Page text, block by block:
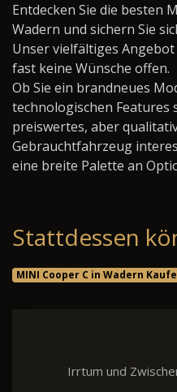
Entdecken Sie die besten
Wadern und sichern Sie
Unser vielfältiges
fast keine Wünsche offen.
Ob Sie ein brandneues
technologischen Features
preiswertes, aber
Gebrauchtfahrzeug
eine breite Palette an
Stattdessen
MINI Cooper C in Wadern
Irrtum und